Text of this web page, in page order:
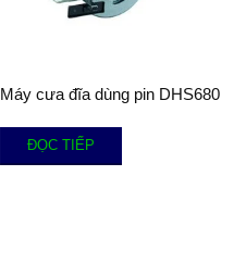
Máy cưa đĩa dùng pin DHS680
ĐỌC TIẾP